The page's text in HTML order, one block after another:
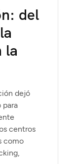
del
la
dejó
para
centros
como